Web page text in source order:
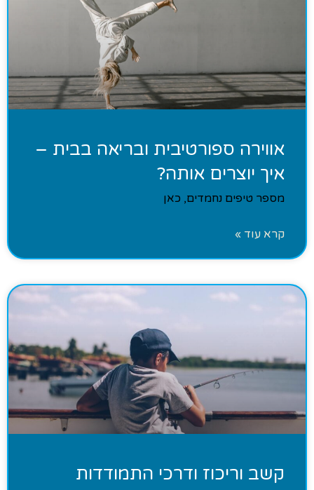
אווירה ספורטיבית ובריאה בבית –
איך יוצרים אותה?
מספר טיפים נחמדים, כאן
קרא עוד »
קשב וריכוז ודרכי התמודדות